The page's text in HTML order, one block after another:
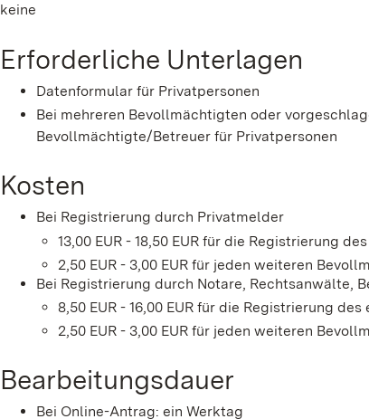
keine
Erforderliche Unterlagen
Datenformular für Privatpersonen
Bei mehreren Bevollmächtigten oder
Bevollmächtigte/Betreuer für Privatpersonen
Kosten
Bei Registrierung durch Privatmelder
13,00 EUR - 18,50 EUR für die Registrierung
2,50 EUR - 3,00 EUR für jeden weiteren
Bei Registrierung durch Notare, Rechtsanwälte,
8,50 EUR - 16,00 EUR für die Registrierung
2,50 EUR - 3,00 EUR für jeden weiteren
Bearbeitungsdauer
Bei Online-Antrag: ein Werktag